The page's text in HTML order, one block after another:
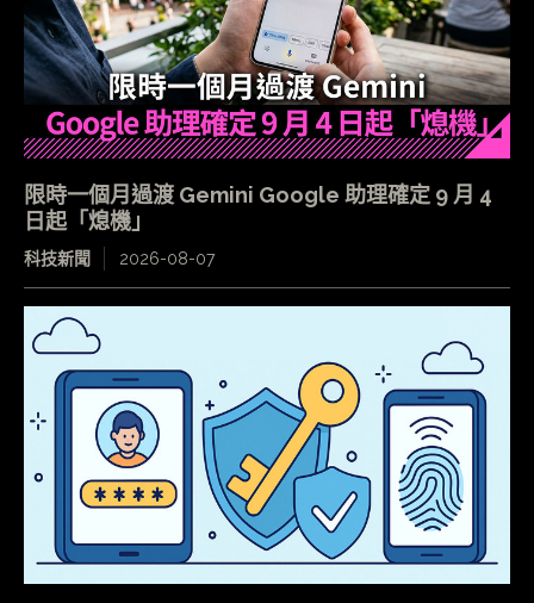
限時一個月過渡 Gemini Google 助理確定 9 月 4
日起「熄機」
科技新聞 2026-08-07